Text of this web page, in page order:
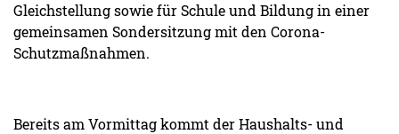
Gleichstellung sowie für Schule und Bildung in einer
gemeinsamen Sondersitzung mit den Corona-
Schutzmaßnahmen.
Bereits am Vormittag kommt der Haushalts- und